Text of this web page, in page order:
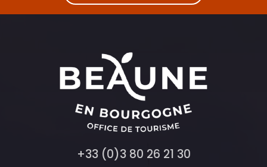
+33 (0)3 80 26 21 30